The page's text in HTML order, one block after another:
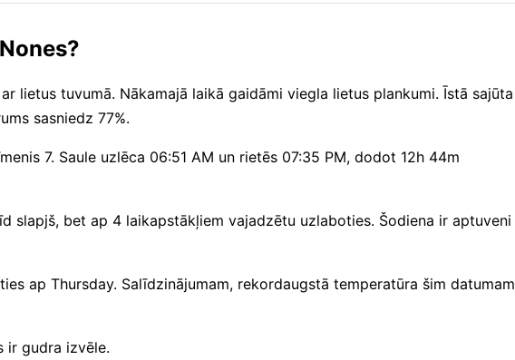
lietus tuvumā. Nākamajā laikā gaidāmi viegla lietus plankumi. Īstā sajūta
sasniedz 77%.
7. Saule uzlēca 06:51 AM un rietēs 07:35 PM, dodot 12h 44m
slapjš, bet ap 4 laikapstākļiem vajadzētu uzlaboties. Šodiena ir aptuveni
ap Thursday. Salīdzinājumam, rekordaugstā temperatūra šim datumam
ir gudra izvēle.